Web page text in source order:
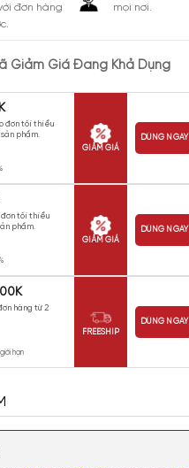
đơn hàng
mọi nơi.
Giảm Giá Đang Khả Dụng
đơn tối thiểu
phẩm.
GIẢM GIÁ
DÙNG NGAY
đơn tối thiểu
phẩm.
GIẢM GIÁ
DÙNG NGAY
hàng từ 2
hạn
FREESHIP
DÙNG NGAY